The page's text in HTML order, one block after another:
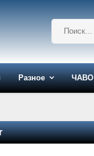
Разное ЧАВО